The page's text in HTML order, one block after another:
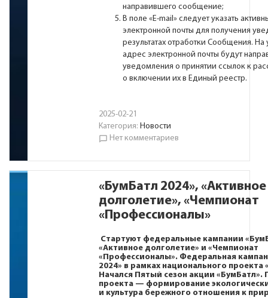
направившего сообщение;
В поле «Е-mail» следует указать
электронной почты для получения
результатах отработки Сообщения. На
адрес электронной почты будут
уведомления о принятии ссылок к
о включении их в Единый реестр.
2025-02-21
Категория: Новости
chat_bubble_outline Нет комментариев
«БумБатл 2024», «Активное
долголетие», «Чемпионат
«Профессионалы»
Стартуют федеральные кампании
«Активное долголетие» и «Чемпионат
«Профессионалы». Федеральная
2024» в рамках национального проекта
Начался Пятый сезон акции «БумБатл».
проекта — формирование
и культура бережного отношения к